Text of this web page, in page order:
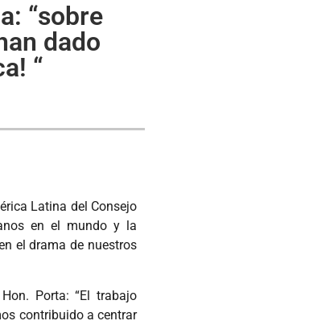
“sobre
dado
“
Latina del Consejo
en el mundo y la
el drama de nuestros
Porta: “El trabajo
contribuido a centrar